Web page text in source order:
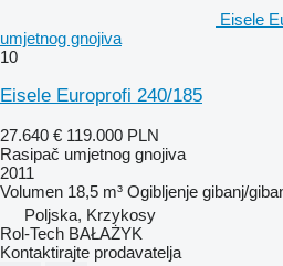
Eisele
umjetnog gnojiva
10
Eisele Europrofi 240/185
27.640 € 119.000 PLN
Rasipač umjetnog gnojiva
2011
Volumen 18,5 m³ Ogibljenje gibanj/
Poljska, Krzykosy
Rol-Tech BAŁAŻYK
Kontaktirajte prodavatelja